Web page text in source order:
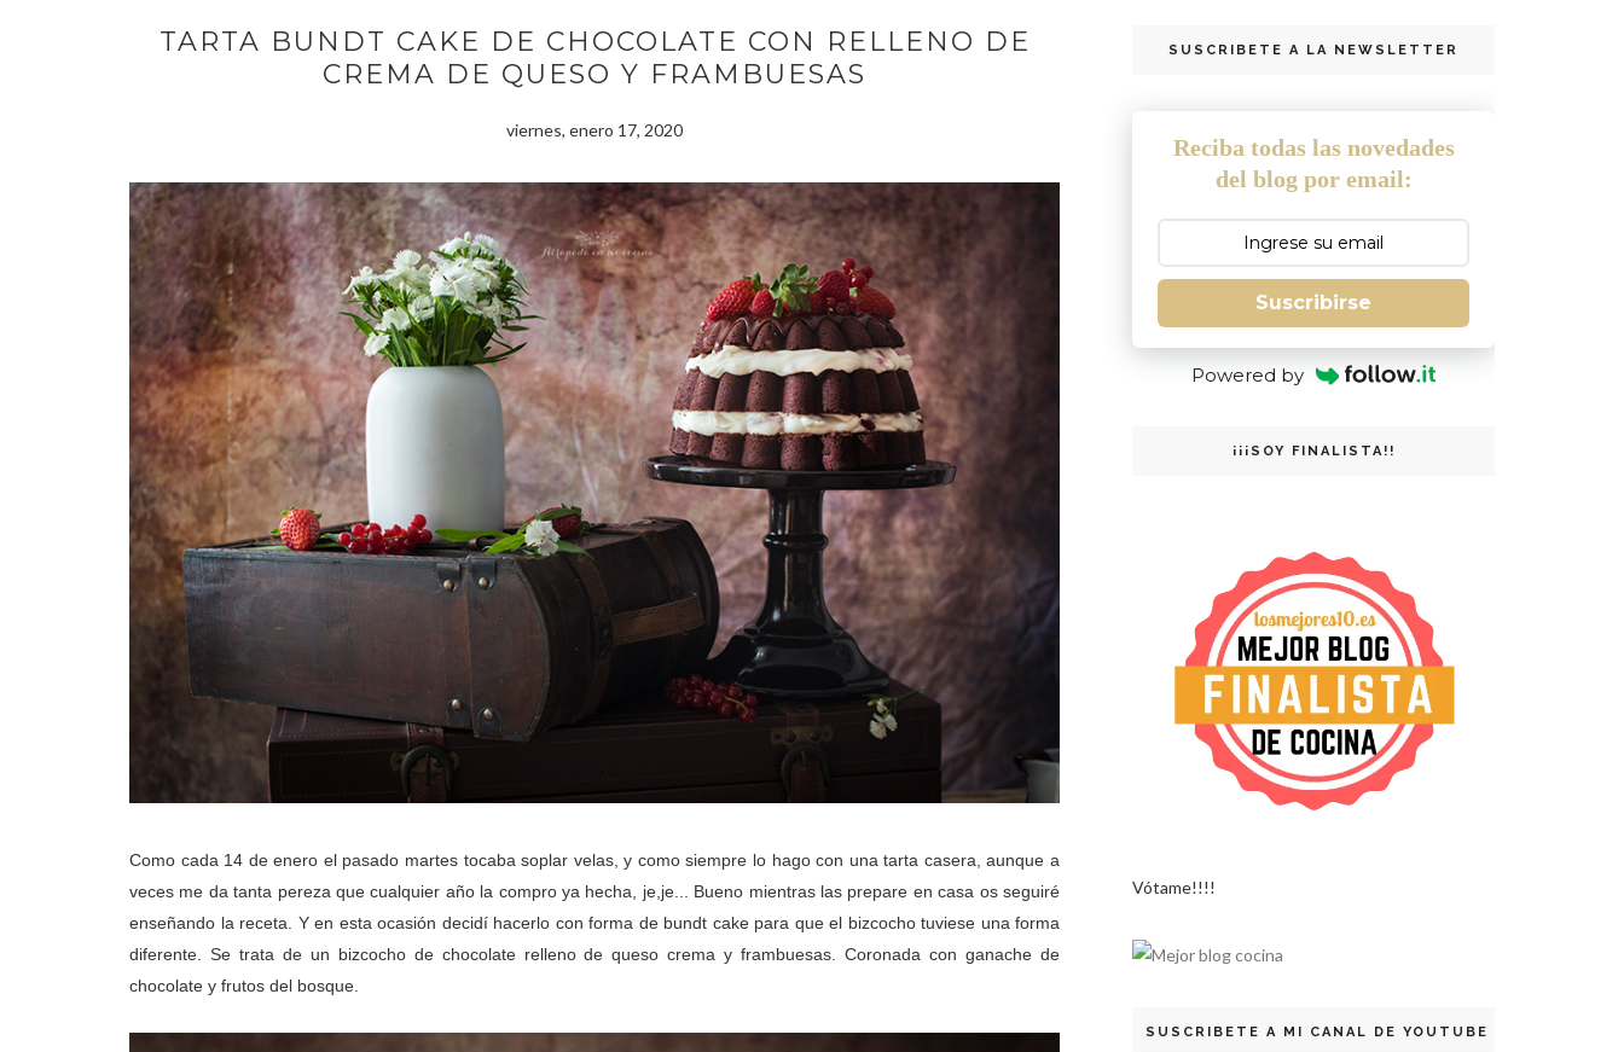
TARTA BUNDT CAKE DE CHOCOLATE CON RELLENO DE
CREMA DE QUESO Y FRAMBUESAS
viernes, enero 17, 2020
Como cada 14 de enero el pasado martes tocaba soplar velas, y como siempre lo hago con una tarta casera, aunque a
veces me da tanta pereza que cualquier año la compro ya hecha, je,je... Bueno mientras las prepare en casa os seguiré
enseñando la receta. Y en esta ocasión decidí hacerlo con forma de bundt cake para que el bizcocho tuviese una forma
diferente. Se trata de un bizcocho de chocolate relleno de queso crema y frambuesas. Coronada con ganache de
chocolate y frutos del bosque.
SUSCRIBETE A LA NEWSLETTER
Reciba todas las novedades
del blog por email:
Suscribirse
Powered by
¡¡¡SOY FINALISTA!!
Vótame!!!!
SUSCRIBETE A MI CANAL DE YOUTUBE